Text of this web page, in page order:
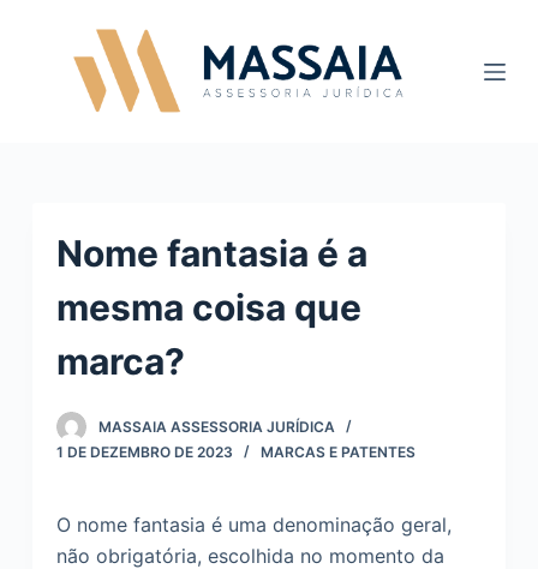
Nome fantasia é a
mesma coisa que
marca?
MASSAIA ASSESSORIA JURÍDICA
1 DE DEZEMBRO DE 2023
MARCAS E PATENTES
O nome fantasia é uma denominação geral,
não obrigatória, escolhida no momento da